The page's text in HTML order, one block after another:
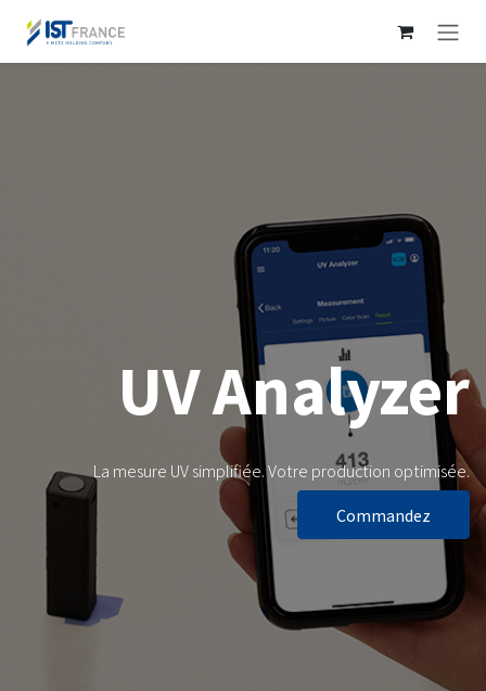
UV Analyzer
La mesure UV simplifiée. Votre production optimisée.
Commandez